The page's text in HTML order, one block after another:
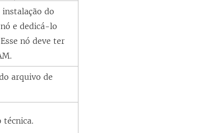
instalação do
e dedicá-lo
nó deve ter
arquivo de
técnica.